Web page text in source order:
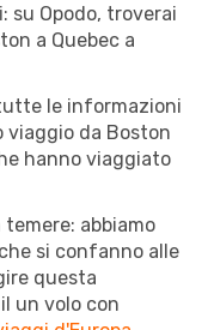
su Opodo, troverai
a Quebec a
le informazioni
viaggio da Boston
hanno viaggiato
abbiamo
si confanno alle
questa
un volo con